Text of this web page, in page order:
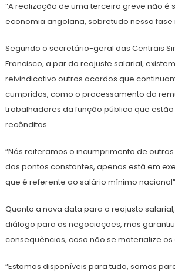
“A realização de uma terceira greve não é
economia angolana, sobretudo nessa fase
Segundo o secretário-geral das Centrais
Francisco, a par do reajuste salarial,
reivindicativo outros acordos que
cumpridos, como o processamento da
trabalhadores da função pública que
recônditas.
“Nós reiteramos o incumprimento de
dos pontos constantes, apenas está em
que é referente ao salário mínimo
Quanto a nova data para o reajusto
diálogo para as negociações, mas
consequências, caso não se materialize os
“Estamos disponíveis para tudo, somos